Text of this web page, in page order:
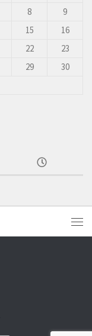
8
9
15
16
22
23
29
30